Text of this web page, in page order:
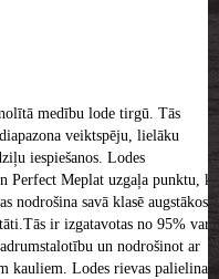
medību lode tirgū. Tās
veiktspēju, lielāku
iespiešanos. Lodes
Meplat uzgaļa punktu, kā
nodrošina savā klasē augstākos
ir izgatavotas no 95% vara
un nodrošinot ar
kauliem. Lodes rievas palielina